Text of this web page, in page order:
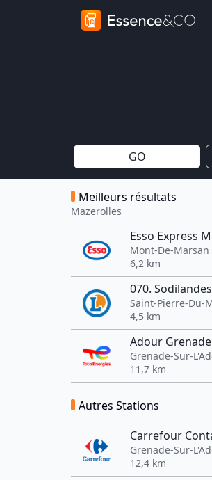
GO
Meilleurs résultats
Mazerolles
Esso Express
Mont-De-Marsan
6,2 km
070.
Saint-Pierre-Du-
4,5 km
Adour
Grenade-Sur-
11,7 km
Autres Stations
Carrefour
Grenade-Sur-
12,4 km